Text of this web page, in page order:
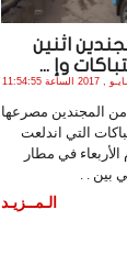
اثنين
وإ ...
الأربعاء , 31 مـايـو , 2017 الساعة 11:54:55
من المجندين مصرعها
التي اندلعت
الأربعاء في مطار
بين . .
الـمــزيـد